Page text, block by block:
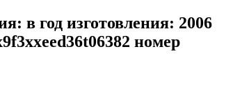
в год изготовления: 2006
номер